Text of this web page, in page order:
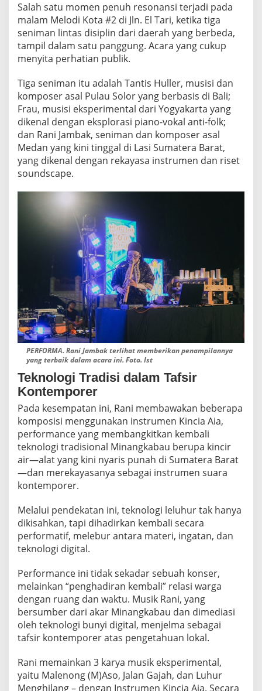
Salah satu momen penuh resonansi terjadi pada
malam Melodi Kota #2 di Jln. El Tari, ketika tiga
seniman lintas disiplin dari daerah yang berbeda,
tampil dalam satu panggung. Acara yang cukup
menyita perhatian publik.
Tiga seniman itu adalah Tantis Huller, musisi dan
komposer asal Pulau Solor yang berbasis di Bali;
Frau, musisi eksperimental dari Yogyakarta yang
dikenal dengan eksplorasi piano-vokal anti-folk;
dan Rani Jambak, seniman dan komposer asal
Medan yang kini tinggal di Lasi Sumatera Barat,
yang dikenal dengan rekayasa instrumen dan riset
soundscape.
PERFORMA. Rani Jambak terlihat memberikan penampilannya
yang terbaik dalam acara ini. Foto. Ist
Teknologi Tradisi dalam Tafsir
Kontemporer
Pada kesempatan ini, Rani membawakan beberapa
komposisi menggunakan instrumen Kincia Aia,
performance yang membangkitkan kembali
teknologi tradisional Minangkabau berupa kincir
air—alat yang kini nyaris punah di Sumatera Barat
—dan merekayasanya sebagai instrumen suara
kontemporer.
Melalui pendekatan ini, teknologi leluhur tak hanya
dikisahkan, tapi dihadirkan kembali secara
performatif, melebur antara materi, ingatan, dan
teknologi digital.
Performance ini tidak sekadar sebuah konser,
melainkan “penghadiran kembali” relasi warga
dengan ruang dan waktu. Musik Rani, yang
bersumber dari akar Minangkabau dan dimediasi
oleh teknologi bunyi digital, menjelma sebagai
tafsir kontemporer atas pengetahuan lokal.
Rani memainkan 3 karya musik eksperimental,
yaitu Malenong (M)Aso, Jalan Gajah, dan Luhur
Menghilang – dengan Instrumen Kincia Aia. Secara